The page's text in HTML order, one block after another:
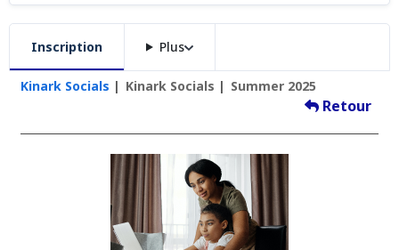
Inscription Plus
Kinark Socials Kinark Socials Summer 2025
Retour